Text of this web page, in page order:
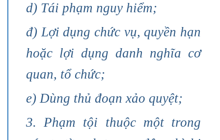
d) Tái phạm nguy hiểm;
đ) Lợi dụng chức vụ, quyền hạn
hoặc lợi dụng danh nghĩa cơ
quan, tổ chức;
e) Dùng thủ đoạn xảo quyệt;
3. Phạm tội thuộc một trong